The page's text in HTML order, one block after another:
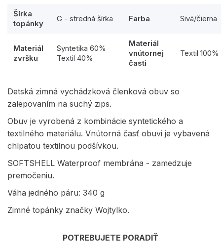
Šírka
topánky
G - stredná šírka Farba Sivá/čierna
Materiál
zvršku
Syntetika 60%
Textil 40%
Materiál
vnútornej
časti
Textil 100%
Detská zimná vychádzková členková obuv so
zalepovaním na suchý zips.
Obuv je vyrobená z kombinácie syntetického a
textilného materiálu. Vnútorná časť obuvi je vybavená
chlpatou textilnou podšívkou.
SOFTSHELL Waterproof membrána - zamedzuje
premočeniu.
Váha jedného páru: 340 g
Zimné topánky značky Wojtylko.
POTREBUJETE PORADIŤ